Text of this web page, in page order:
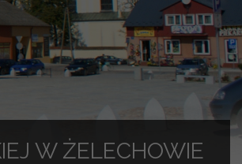
W ŻELECHOWIE